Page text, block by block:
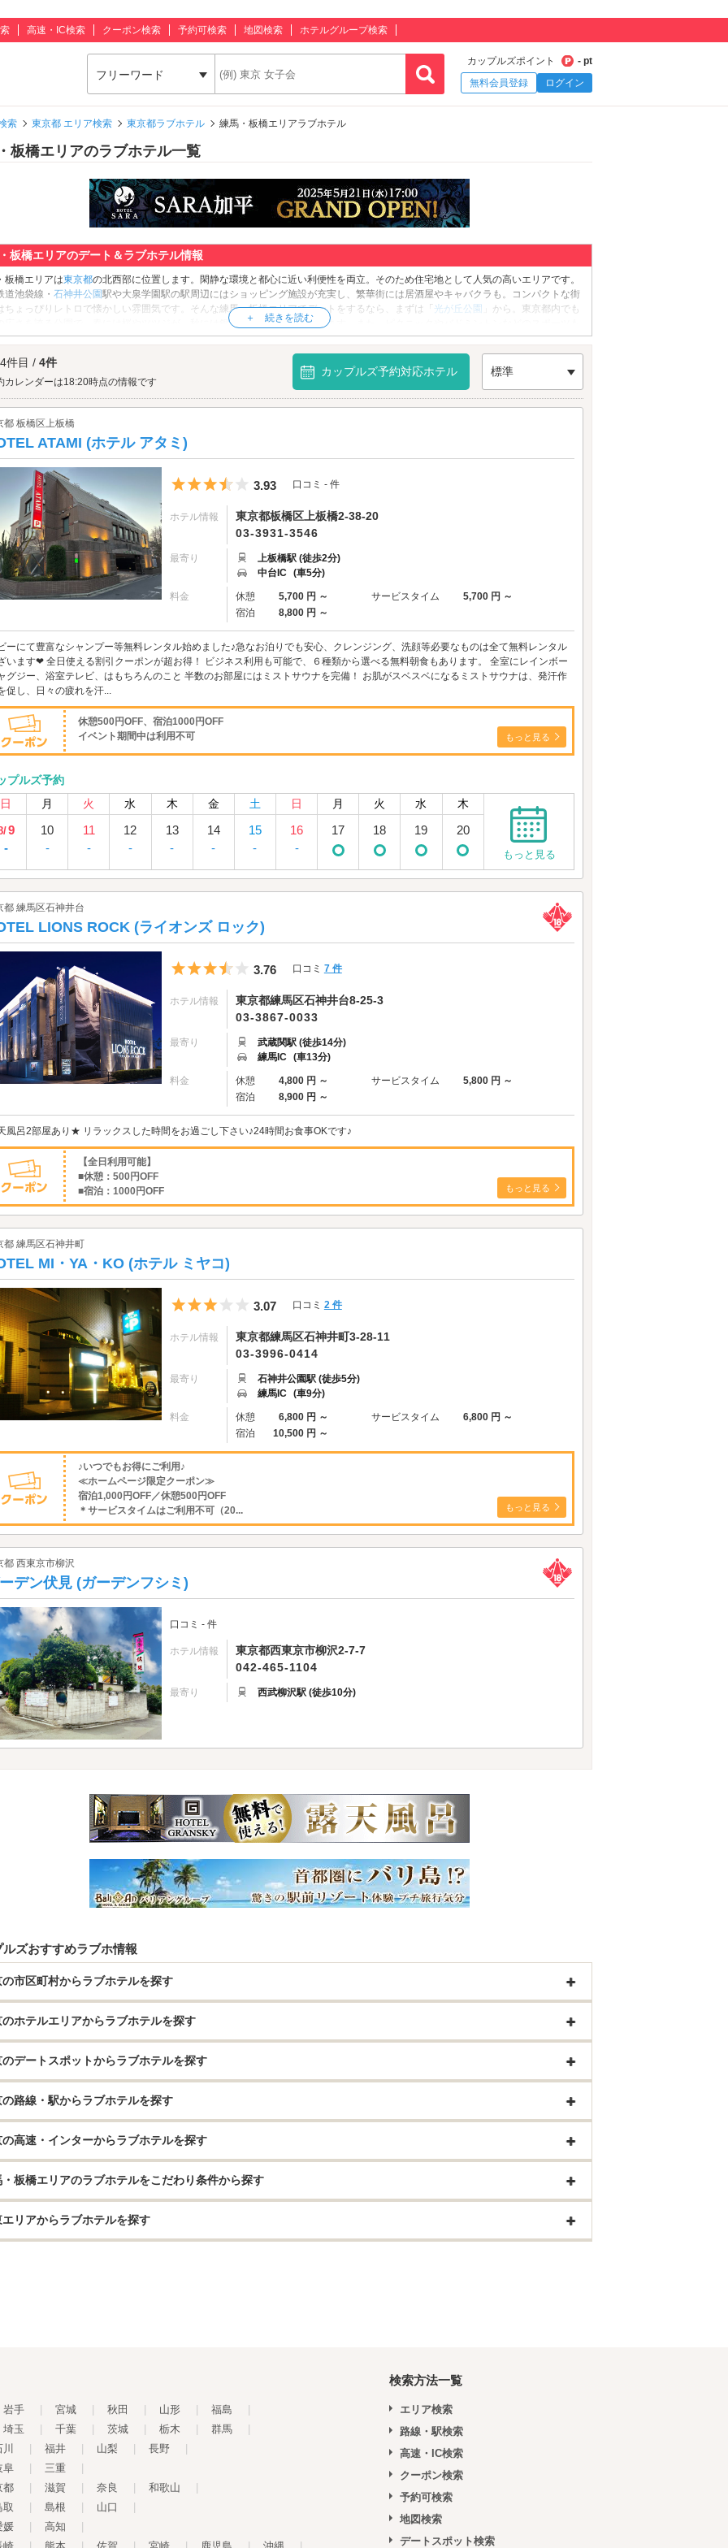
高速・IC検索 クーポン検索 予約可検索 地図検索 ホテルグループ検索
フリーワード
カップルズポイント
- pt
無料会員登録
ログイン
索 東京都 エリア検索 東京都ラブホテル 練馬・板橋エリアラブホテル
板橋エリアのラブホテル一覧
板橋エリアのデート＆ラブホテル情報
板橋エリアは東京都の北西部に位置します。閑静な環境と都心に近い利便性を両立。そのため住宅地として人気の高いエリアです。
道池袋線・ 石神井公園駅や大泉学園駅の駅周辺にはショッピング施設が充実し、繁華街には居酒屋やキャバクラも。コンパクトな街
ちょっぴりレトロで懐かしい雰囲気です。そんな練馬・板橋エリアでデートをするなら、まずは「 光が丘公園
」から。東京都内でも
広さを誇る公園で、春には桜やツツジが、秋には銀杏の並木が見頃を迎えます。また、ピクニックやバドミントンなどのスポーツも
るので、アウトドア派なカップルにはぜひ訪れていただきたいスポットです。インドア派な2人には「板橋区立教育科学館」がおす
遊びながら学べる体験型の科学展示室の他、プラネタリウムもあるんですよ。一緒に星空を眺めればロマンチックなムードが高まる
違いなしです。そしてその後は、大好きな人と2人きりでイチャイチャタイムを過ごしたいですよね。練馬・板橋エリアのラブホテ
神井公園駅や上板橋駅の周辺に数軒あります。デートスポット付近のラブホテルの情報をチェックしてみましょう。
件目 / 4件
レンダーは18:20時点の情報です
カップルズ予約対応ホテル 標準
都 板橋区上板橋
ATAMI (ホテル アタミ)
5つ星のうち3.5
3.93 口コミ - 件
ホテル情報
東京都板橋区上板橋2-38-20
03-3931-3546
最寄り
上板橋駅 (徒歩2分)
中台IC (車5分)
料金 休憩 5,700 円 ～ サービスタイム
5,700 円 ～
宿泊
8,800 円 ～
ーにて豊富なシャンプー等無料レンタル始めました♪急なお泊りでも安心、クレンジング、洗顔等必要なものは全て無料レンタル
います❤ 全日使える割引クーポンが超お得！ ビジネス利用も可能で、６種類から選べる無料朝食もあります。 全室にレインボー
グジー、浴室テレビ、はもちろんのこと 半数のお部屋にはミストサウナを完備！ お肌がスベスベになるミストサウナは、発汗作
促し、日々の疲れを汗...
休憩500円OFF、宿泊1000円OFF
イベント期間中は利用不可
もっと見る
プルズ予約
日
月 火 水 木 金 土 日 月 火 水 木
9
-
10
-
11
-
12
-
13
-
14
-
15
-
16
-
17 18 19 20
もっと見る
都 練馬区石神井台
LIONS ROCK (ライオンズ ロック)
5つ星のうち3.5
3.76 口コミ 7 件
ホテル情報
東京都練馬区石神井台8-25-3
03-3867-0033
最寄り
武蔵関駅 (徒歩14分)
練馬IC (車13分)
料金 休憩 4,800 円 ～ サービスタイム
5,800 円 ～
宿泊
8,900 円 ～
風呂2部屋あり★ リラックスした時間をお過ごし下さい♪24時間お食事OKです♪
【全日利用可能】
■休憩：500円OFF
■宿泊：1000円OFF
もっと見る
都 練馬区石神井町
MI・YA・KO (ホテル ミヤコ)
5つ星のうち3
3.07 口コミ 2 件
ホテル情報
東京都練馬区石神井町3-28-11
03-3996-0414
最寄り
石神井公園駅 (徒歩5分)
練馬IC (車9分)
料金 休憩 6,800 円 ～ サービスタイム
6,800 円 ～
宿泊
10,500 円 ～
♪いつでもお得にご利用♪
≪ホームページ限定クーポン≫
宿泊1,000円OFF／休憩500円OFF
＊サービスタイムはご利用不可（20...
もっと見る
都 西東京市柳沢
デン伏見 (ガーデンフシミ)
口コミ - 件
ホテル情報
東京都西東京市柳沢2-7-7
042-465-1104
最寄り 西武柳沢駅 (徒歩10分)
ルズおすすめラブホ情報
の市区町村からラブホテルを探す
のホテルエリアからラブホテルを探す
のデートスポットからラブホテルを探す
の路線・駅からラブホテルを探す
の高速・インターからラブホテルを探す
・板橋エリアのラブホテルをこだわり条件から探す
エリアからラブホテルを探す
岩手 宮城 秋田 山形 福島
埼玉
千葉 茨城 栃木 群馬
福井 山梨 長野
阜
三重
都
滋賀 奈良 和歌山
取
島根 山口
媛
高知
検索方法一覧
エリア検索
路線・駅検索
高速・IC検索
クーポン検索
予約可検索
地図検索
デートスポット検索